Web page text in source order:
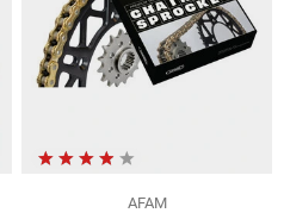
AFAM